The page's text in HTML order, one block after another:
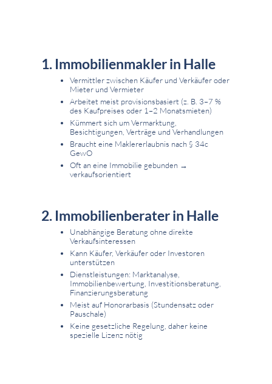
1. Immobilienmakler in Halle
Vermittler zwischen Käufer und Verkäufer oder
Mieter und Vermieter
Arbeitet meist provisionsbasiert (z. B. 3–7 %
des Kaufpreises oder 1–2 Monatsmieten)
Kümmert sich um Vermarktung,
Besichtigungen, Verträge und Verhandlungen
Braucht eine Maklererlaubnis nach § 34c
GewO
Oft an eine Immobilie gebunden →
verkaufsorientiert
2. Immobilienberater in Halle
Unabhängige Beratung ohne direkte
Verkaufsinteressen
Kann Käufer, Verkäufer oder Investoren
unterstützen
Dienstleistungen: Marktanalyse,
Immobilienbewertung, Investitionsberatung,
Finanzierungsberatung
Meist auf Honorarbasis (Stundensatz oder
Pauschale)
Keine gesetzliche Regelung, daher keine
spezielle Lizenz nötig